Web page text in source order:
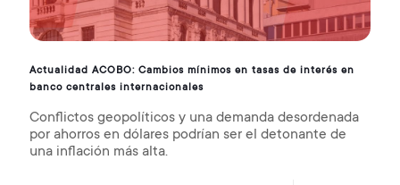
Actualidad ACOBO: Cambios mínimos en tasas de interés en
banco centrales internacionales
Conflictos geopolíticos y una demanda desordenada
por ahorros en dólares podrían ser el detonante de
una inflación más alta.